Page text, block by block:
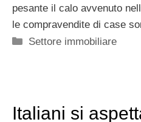
pesante il calo avvenuto
le compravendite di case
Categorie
Settore immobiliare
Italiani si